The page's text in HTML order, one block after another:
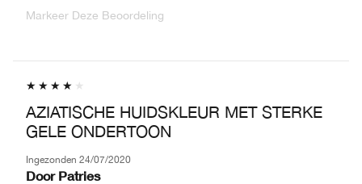
Markeer Deze Beoordeling
AZIATISCHE HUIDSKLEUR MET STERKE
GELE ONDERTOON
Ingezonden 24/07/2020
Door Patries